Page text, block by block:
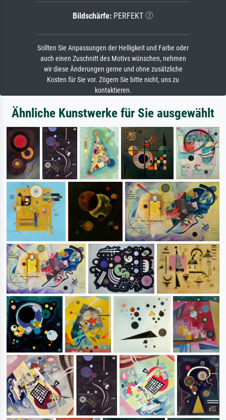
Bildschärfe: PERFEKT
Sollten Sie Anpassungen der Helligkeit und Farbe oder
auch einen Zuschnitt des Motivs wünschen, nehmen
wir diese Änderungen gerne und ohne zusätzliche
Kosten für Sie vor. Zögern Sie bitte nicht, uns zu
kontaktieren.
Ähnliche Kunstwerke für Sie ausgewählt